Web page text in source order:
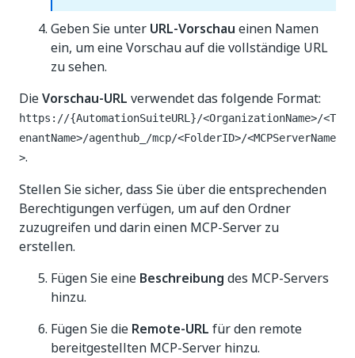
Geben Sie unter URL-Vorschau einen Namen
ein, um eine Vorschau auf die vollständige URL
zu sehen.
DieVorschau-URL verwendet das folgende Format:
https://{AutomationSuiteURL}/<OrganizationName>/<T
enantName>/agenthub_/mcp/<FolderID>/<MCPServerName
>.
Stellen Sie sicher, dass Sie über die entsprechenden
Berechtigungen verfügen, um auf den Ordner
zuzugreifen und darin einen MCP-Server zu
erstellen.
Fügen Sie eine Beschreibung des MCP-Servers
hinzu.
Fügen Sie die Remote-URL für den remote
bereitgestellten MCP-Server hinzu.